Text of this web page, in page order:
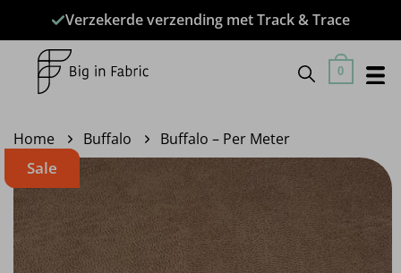
inhoud
Verzekerde verzending met Track & Trace
0
Home Buffalo Buffalo – Per Meter
Sale